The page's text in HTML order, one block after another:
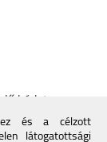
kódot
tartós
és a célzott
látogatottsági